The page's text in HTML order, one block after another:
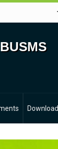
Download